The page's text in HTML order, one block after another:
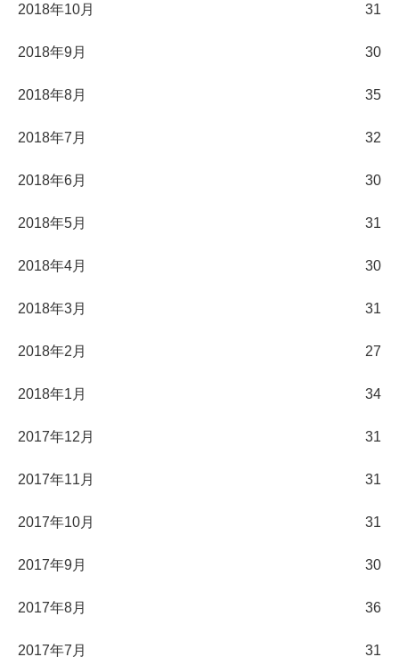
2018年10月 31
2018年9月 30
2018年8月 35
2018年7月 32
2018年6月 30
2018年5月 31
2018年4月 30
2018年3月 31
2018年2月 27
2018年1月 34
2017年12月 31
2017年11月 31
2017年10月 31
2017年9月 30
2017年8月 36
2017年7月 31